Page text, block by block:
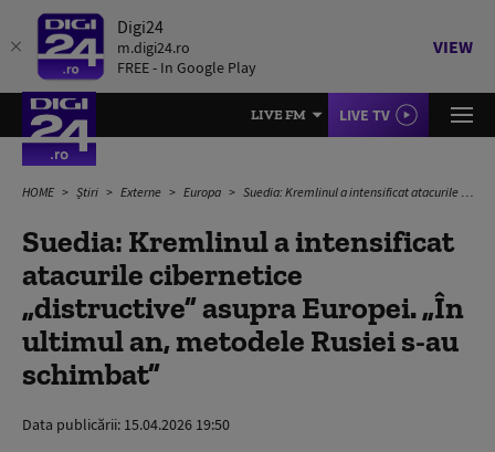
Digi24
m.digi24.ro
FREE - In Google Play
VIEW
LIVE FM LIVE TV
HOME Știri Externe Europa Suedia: Kremlinul a intensificat atacurile cibernetice „distructive” asupra Europei. „În ultimul an, metodele Rusiei s-au schimbat”
Suedia: Kremlinul a intensificat
atacurile cibernetice
„distructive” asupra Europei. „În
ultimul an, metodele Rusiei s-au
schimbat”
Data publicării: 15.04.2026 19:50